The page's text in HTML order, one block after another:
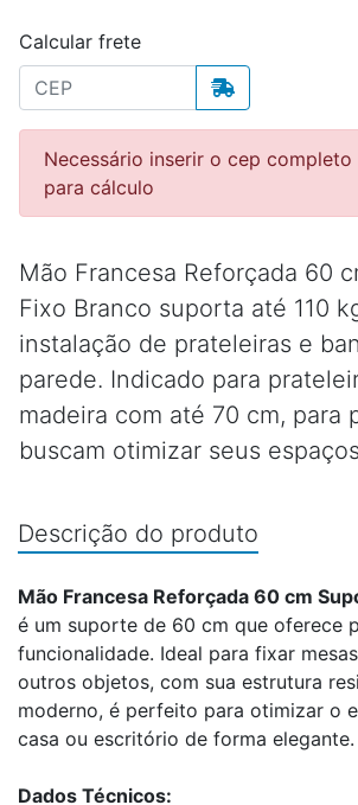
Calcular frete
Necessário inserir o cep
para cálculo
Mão Francesa Reforçada 60
Fixo Branco suporta até 110
instalação de prateleiras e
parede. Indicado para
madeira com até 70 cm, para
buscam otimizar seus
Descrição do produto
Mão Francesa Reforçada 60 cm
é um suporte de 60 cm que oferece
funcionalidade. Ideal para fixar
outros objetos, com sua estrutura
moderno, é perfeito para otimizar o
casa ou escritório de forma elegante.
Dados Técnicos: